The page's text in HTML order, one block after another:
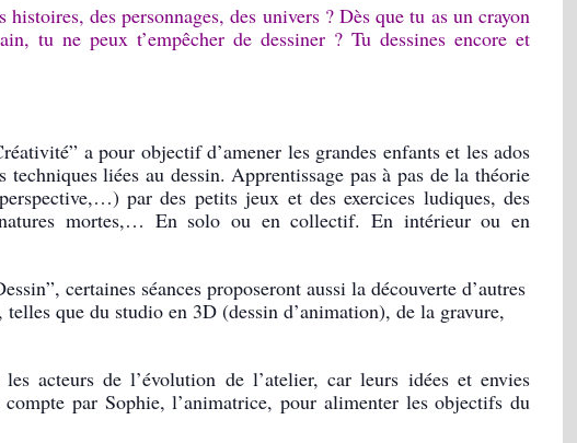
histoires, des personnages, des univers ? Dès que tu as un crayon
tu ne peux t’empêcher de dessiner ? Tu dessines encore et
a pour objectif d’amener les grandes enfants et les ados
techniques liées au dessin. Apprentissage pas à pas de la théorie
par des petits jeux et des exercices ludiques, des
natures mortes,… En solo ou en collectif. En intérieur ou en
certaines séances proposeront aussi la découverte d’autres
telles que du studio en 3D (dessin d’animation), de la gravure,
acteurs de l’évolution de l’atelier, car leurs idées et envies
par Sophie, l’animatrice, pour alimenter les objectifs du